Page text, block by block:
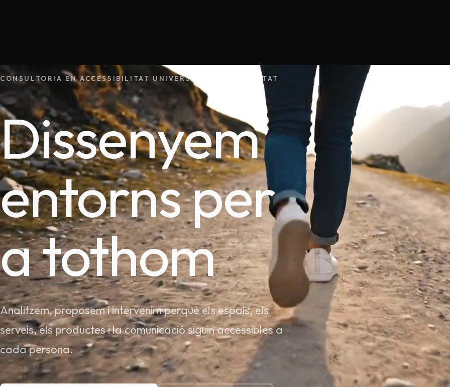
CONSULTORIA EN ACCESSIBILITAT UNIVERSAL I CAMINABILITAT
Dissenyem
entorns per
a tothom
Analitzem, proposem i intervenim perquè els espais, els
serveis, els productes i la comunicació siguin accessibles a
cada persona.